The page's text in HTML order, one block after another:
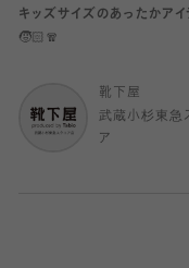
キッズサイズのあったかアイ
🧒🏻🧣
靴下屋
武蔵小杉東急
ア